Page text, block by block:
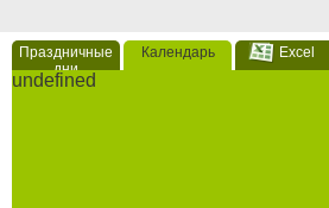
Праздничные
дни
Календарь Excel
undefined